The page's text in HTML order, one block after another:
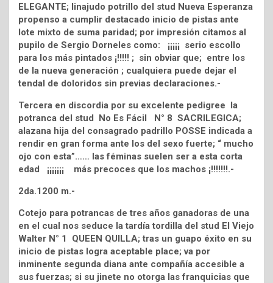
ELEGANTE; linajudo potrillo del stud Nueva Esperanza
propenso a cumplir destacado inicio de pistas ante
lote mixto de suma paridad; por impresión citamos al
pupilo de Sergio Dorneles como: ¡¡¡¡¡ serio escollo
para los más pintados ¡!!!!! ; sin obviar que; entre los
de la nueva generación ; cualquiera puede dejar el
tendal de doloridos sin previas declaraciones.-
Tercera en discordia por su excelente pedigree la
potranca del stud No Es Fácil N° 8 SACRILEGICA;
alazana hija del consagrado padrillo POSSE indicada a
rendir en gran forma ante los del sexo fuerte; “ mucho
ojo con esta”…… las féminas suelen ser a esta corta
edad ¡¡¡¡¡¡¡ más precoces que los machos ¡!!!!!!!.-
2da.1200 m.-
Cotejo para potrancas de tres años ganadoras de una
en el cual nos seduce la tardía tordilla del stud El Viejo
Walter N° 1 QUEEN QUILLA; tras un guapo éxito en su
inicio de pistas logra aceptable place; va por
inminente segunda diana ante compañía accesible a
sus fuerzas; si su jinete no otorga las franquicias que